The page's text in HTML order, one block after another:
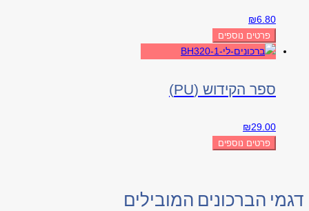
₪6.80
פרטים נוספים
ספר הקידוש (PU)
₪29.00
פרטים נוספים
דגמי הברכונים המובילים